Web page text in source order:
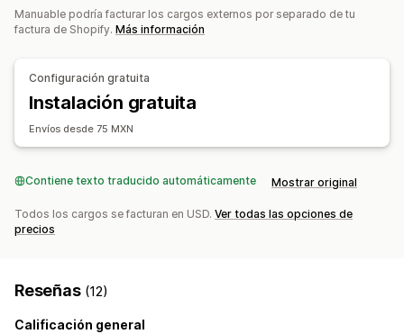
Manuable podría facturar los cargos externos por separado de tu
factura de Shopify. Más información
Configuración gratuita
Instalación gratuita
Envíos desde 75 MXN
Contiene texto traducido automáticamente Mostrar original
Todos los cargos se facturan en USD. Ver todas las opciones de
precios
Reseñas (12)
Calificación general